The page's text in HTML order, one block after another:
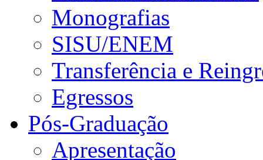
Monografias
SISU/ENEM
Transferência e
Egressos
Pós-Graduação
Apresentação